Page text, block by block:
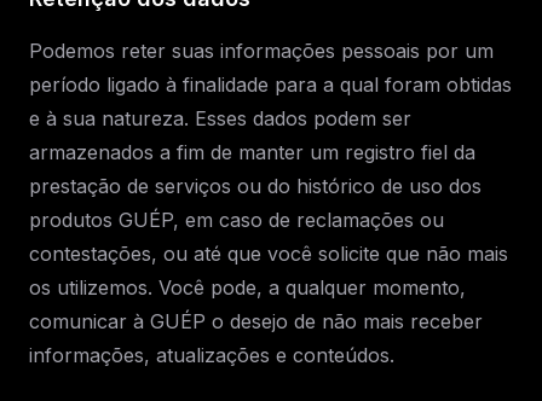
Podemos reter suas informações pessoais por um
período ligado à finalidade para a qual foram obtidas
e à sua natureza. Esses dados podem ser
armazenados a fim de manter um registro fiel da
prestação de serviços ou do histórico de uso dos
produtos GUÉP, em caso de reclamações ou
contestações, ou até que você solicite que não mais
os utilizemos. Você pode, a qualquer momento,
comunicar à GUÉP o desejo de não mais receber
informações, atualizações e conteúdos.